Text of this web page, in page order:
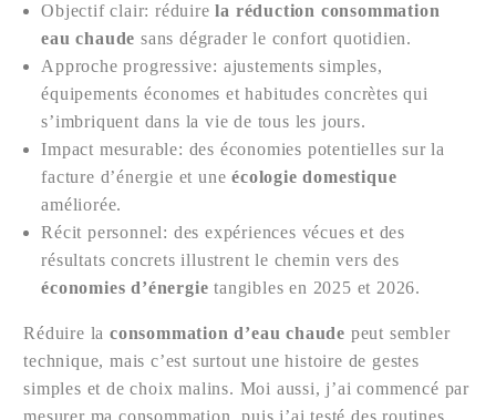
Objectif clair: réduirela réduction consommation
eau chaude sans dégrader le confort quotidien.
Approche progressive: ajustements simples,
équipements économes et habitudes concrètes qui
s’imbriquent dans la vie de tous les jours.
Impact mesurable: des économies potentielles sur la
facture d’énergie et uneécologie domestique
améliorée.
Récit personnel: des expériences vécues et des
résultats concrets illustrent le chemin vers des
économies d’énergie tangibles en 2025 et 2026.
Réduire laconsommation d’eau chaude peut sembler
technique, mais c’est surtout une histoire de gestes
simples et de choix malins. Moi aussi, j’ai commencé par
mesurer ma consommation, puis j’ai testé des routines